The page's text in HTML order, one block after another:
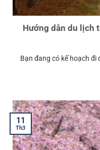
Hướng dẫn du lịch
Bạn đang có kế hoạch đi
11
Th3